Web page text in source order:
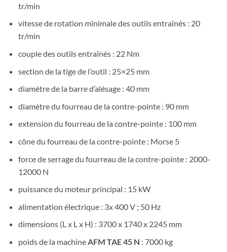
tr/min
vitesse de rotation minimale des outils entraînés : 20
tr/min
couple des outils entraînés : 22 Nm
section de la tige de l’outil : 25×25 mm
diamètre de la barre d’alésage : 40 mm
diamètre du fourreau de la contre-pointe : 90 mm
extension du fourreau de la contre-pointe : 100 mm
cône du fourreau de la contre-pointe : Morse 5
force de serrage du fourreau de la contre-pointe : 2000-
12000 N
puissance du moteur principal : 15 kW
alimentation électrique : 3x 400 V ; 50 Hz
dimensions (L x L x H) : 3700 x 1740 x 2245 mm
poids de la machineAFM TAE 45 N : 7000 kg